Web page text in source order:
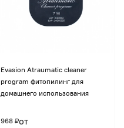
Evasion Atraumatic cleaner
program фитопилинг для
домашнего использования
от
968 ₽